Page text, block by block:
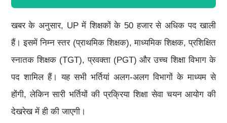
खबर के अनुसार, UP में शिक्षकों के 50 हजार से अधिक पद खाली
हैं। इसमें निम्न स्तर (प्राथमिक शिक्षक), माध्यमिक शिक्षक, प्रशिक्षित
स्नातक शिक्षक (TGT), प्रवक्ता (PGT) और उच्च शिक्षा विभाग के
पद शामिल हैं। यह सभी भर्तियां अलग-अलग विभागों के माध्यम से
होंगी, लेकिन सारी भर्तियों की प्रक्रिया शिक्षा सेवा चयन आयोग की
देखरेख में ही की जाएगी।